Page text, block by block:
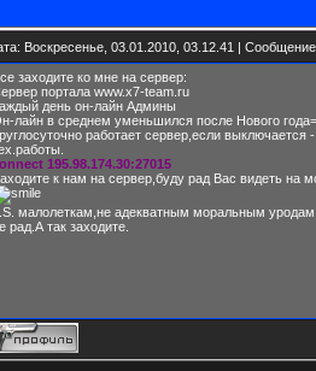
Воскресенье, 03.01.2010, 03.12.41 |
заходите ко мне на сервер:
портала www.x7-team.ru
день он-лайн Админы
лайн в среднем уменьшился после Нового
работает сервер,если выключается
195.98.174.30:27015
к нам на сервер,буду рад Вас видеть на
малолеткам,не адекватным моральным
рад.А так заходите.